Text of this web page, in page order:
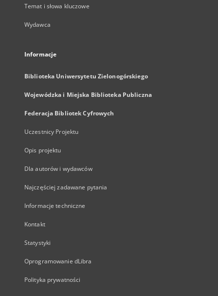
Temat i słowa kluczowe
Wydawca
Informacje
Biblioteka Uniwersytetu Zielonogórskiego
Wojewódzka i Miejska Biblioteka Publiczna
Federacja Bibliotek Cyfrowych
Uczestnicy Projektu
Opis projektu
Dla autorów i wydawców
Najczęściej zadawane pytania
Informacje techniczne
Kontakt
Statystyki
Oprogramowanie dLibra
Polityka prywatności